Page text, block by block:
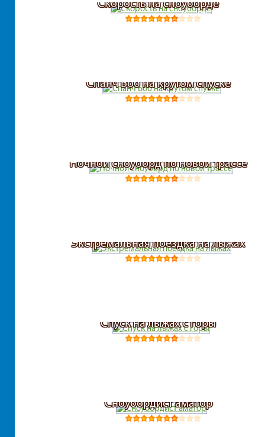
Скорость на сноуборде
Спанч Боб на крутом спуске
Ночной сноуборд по новой трассе
Экстремальная поездка на лыжах
Спуск на лыжах с горы
Сноубордист аматор